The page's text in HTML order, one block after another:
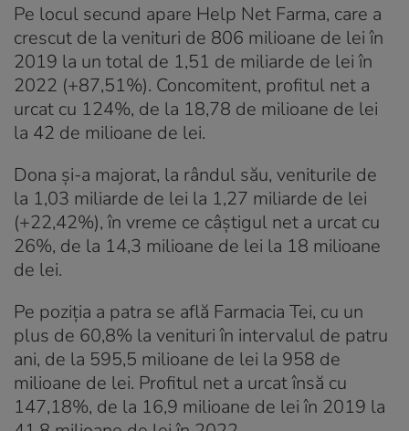
Pe locul secund apare Help Net Farma, care a
crescut de la venituri de 806 milioane de lei în
2019 la un total de 1,51 de miliarde de lei în
2022 (+87,51%). Concomitent, profitul net a
urcat cu 124%, de la 18,78 de milioane de lei
la 42 de milioane de lei.
Dona și-a majorat, la rândul său, veniturile de
la 1,03 miliarde de lei la 1,27 miliarde de lei
(+22,42%), în vreme ce câștigul net a urcat cu
26%, de la 14,3 milioane de lei la 18 milioane
de lei.
Pe poziția a patra se află Farmacia Tei, cu un
plus de 60,8% la venituri în intervalul de patru
ani, de la 595,5 milioane de lei la 958 de
milioane de lei. Profitul net a urcat însă cu
147,18%, de la 16,9 milioane de lei în 2019 la